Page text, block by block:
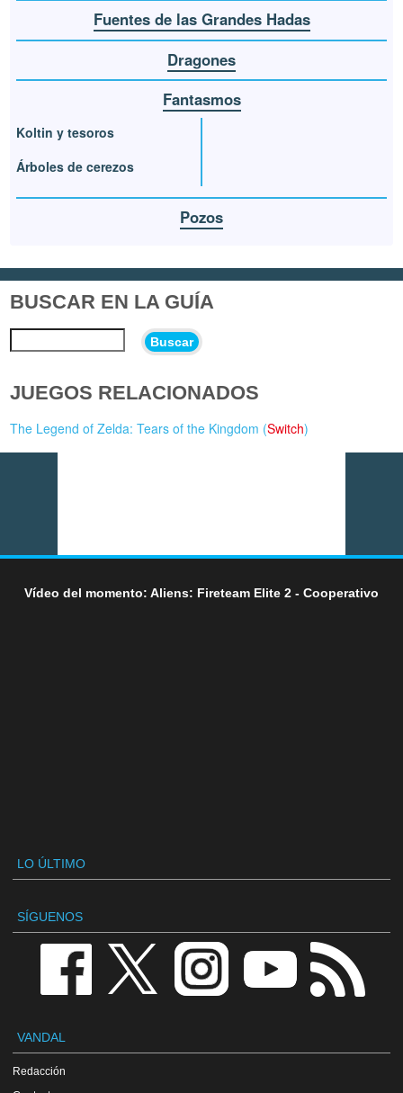
Fuentes de las Grandes Hadas
Dragones
Fantasmos
Koltin y tesoros
Árboles de cerezos
Pozos
BUSCAR EN LA GUÍA
Buscar
JUEGOS RELACIONADOS
The Legend of Zelda: Tears of the Kingdom (Switch)
Vídeo del momento: Aliens: Fireteam Elite 2 - Cooperativo
LO ÚLTIMO
SÍGUENOS
VANDAL
Redacción